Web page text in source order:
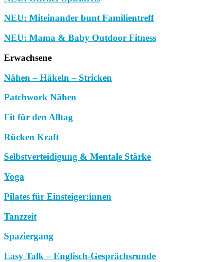
NEU: Miteinander bunt Familientreff
NEU: Mama & Baby Outdoor Fitness
Erwachsene
Nähen – Häkeln – Stricken
Patchwork Nähen
Fit für den Alltag
Rücken Kraft
Selbstverteidigung & Mentale Stärke
Yoga
Pilates für Einsteiger:innen
Tanzzeit
Spaziergang
Easy Talk – Englisch-Gesprächsrunde